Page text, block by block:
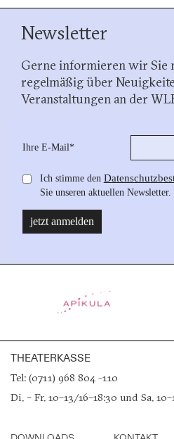
Newsletter
Gerne informieren wir Sie
regelmäßig über
Veranstaltungen an der
THEATERKASSE
Tel: (0711) 968 804 -110
Di. – Fr. 10–13/16–18:30 und Sa.